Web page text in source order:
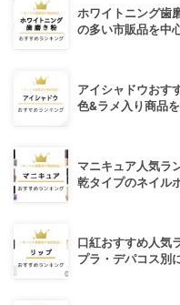
ホワイトニング歯
の多い市販品を中
アイシャドウおす
色&ラメ入り商品
マニキュア人気ラ
乾タイプのネイル
口紅おすすめ人気
プラ・デパコス別